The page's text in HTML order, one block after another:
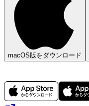
macOS版をダウンロード